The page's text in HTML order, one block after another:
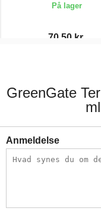
På lager
70,50 kr.
GreenGate
Anmeldelse